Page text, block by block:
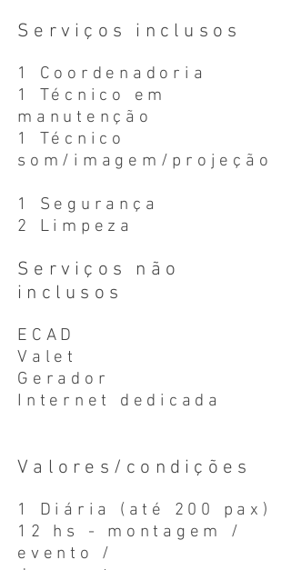
Serviços inclusos
1 Coordenadoria
1 Técnico em
manutenção
1 Técnico
som/imagem/projeção
1 Segurança
2 Limpeza
Serviços não
inclusos
ECAD
Valet
Gerador
Internet dedicada
Valores/condições
1 Diária (até 200 pax)
12 hs - montagem /
evento /